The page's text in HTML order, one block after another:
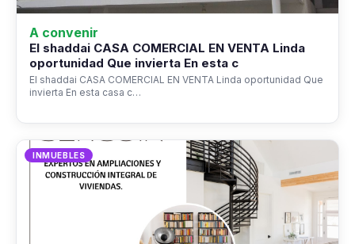
A convenir
El shaddai CASA COMERCIAL EN VENTA Linda
oportunidad Que invierta En esta c
El shaddai CASA COMERCIAL EN VENTA Linda oportunidad Que
invierta En esta casa c…
INMUEBLES